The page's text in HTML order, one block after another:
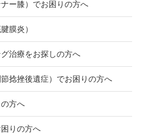
ー膝）でお困りの方へ
膜炎）
治療をお探しの方へ
捻挫後遺症）でお困りの方へ
方へ
りの方へ